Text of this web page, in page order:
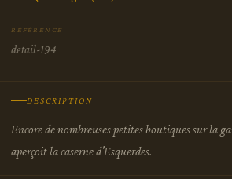
RÉFÉRENCE
detail-194
DESCRIPTION
Encore de nombreuses petites boutiques sur la
aperçoit la caserne d'Esquerdes.